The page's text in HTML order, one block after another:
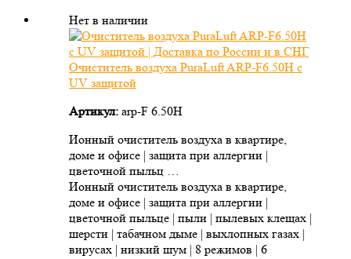
Нет в наличии
Очиститель воздуха PuraLuft ARP-F6.50H с
UV защитой
Артикул: arp-F 6.50H
Ионный очиститель воздуха в квартире,
доме и офисе | защита при аллергии |
цветочной пыльц …
Ионный очиститель воздуха в квартире,
доме и офисе | защита при аллергии |
цветочной пыльце | пыли | пылевых клещах |
шерсти | табачном дыме | выхлопных газах |
вирусах | низкий шум | 8 режимов | 6